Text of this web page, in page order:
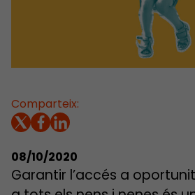
Comparteix:
08/10/2020
Garantir l’accés a